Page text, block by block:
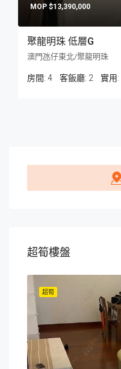
$13,390,000
聚龍明珠 低層G
澳門氹仔東北/聚龍明珠
房間: 4 客飯廳: 2
超筍樓盤
超筍